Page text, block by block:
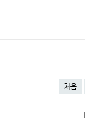
처음